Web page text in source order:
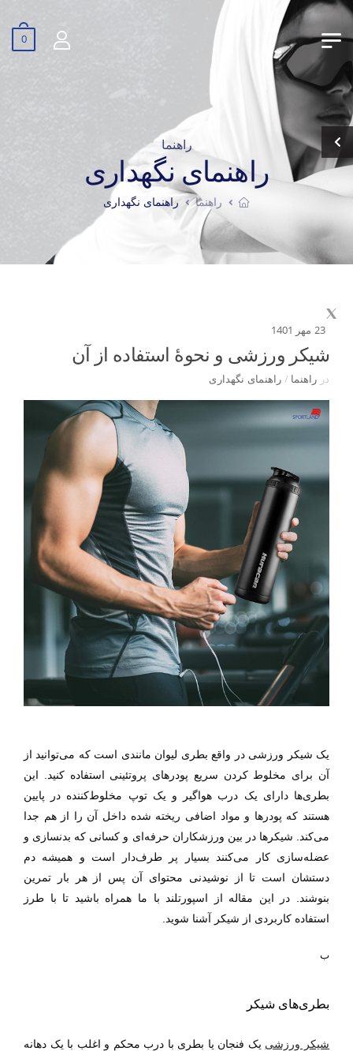
0
راهنما
راهنمای نگهداری
راهنما راهنمای نگهداری
23 مهر 1401
شیکر ورزشی و نحوۀ استفاده از آن
در راهنما / راهنمای نگهداری
یک شیکر ورزشی در واقع بطری لیوان مانندی است که می‌توانید از
آن برای مخلوط کردن سریع پودرهای پروتئینی استفاده کنید. این
بطری‌ها دارای یک درب هواگیر و یک توپ مخلوط‌کننده در پایین
هستند که پودرها و مواد اضافی ریخته شده داخل آن را از هم جدا
می‌کند. شیکرها در بین ورزشکاران حرفه‌ای و کسانی که بدنسازی و
عضله‌سازی کار می‌کنند بسیار پر طرف‌دار است و همیشه دم
دستشان است تا از نوشیدنی محتوای آن پس از هر بار تمرین
بنوشند. در این مقاله از اسپورتلند
با ما همراه باشید تا با طرز
استفاده کاربردی از شیکر آشنا شوید.
ب
بطری‌های شیکر
شیکر ورزشی یک فنجان یا بطری با درب محکم و اغلب با یک دهانه